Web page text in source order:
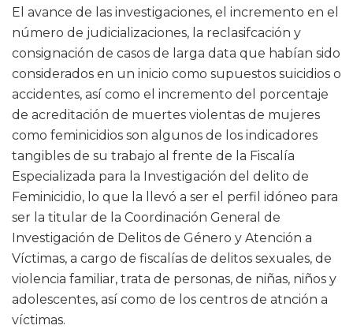
El avance de las investigaciones, el incremento en el
número de judicializaciones, la reclasifcación y
consignación de casos de larga data que habían sido
considerados en un inicio como supuestos suicidios o
accidentes, así como el incremento del porcentaje
de acreditación de muertes violentas de mujeres
como feminicidios son algunos de los indicadores
tangibles de su trabajo al frente de la Fiscalía
Especializada para la Investigación del delito de
Feminicidio, lo que la llevó a ser el perfil idóneo para
ser la titular de la Coordinación General de
Investigación de Delitos de Género y Atención a
Víctimas, a cargo de fiscalías de delitos sexuales, de
violencia familiar, trata de personas, de niñas, niños y
adolescentes, así como de los centros de atnción a
víctimas.